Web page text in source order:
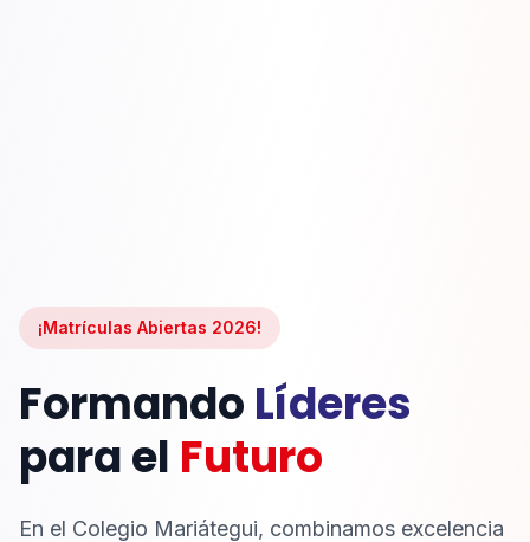
¡Matrículas Abiertas 2026!
Formando Líderes
para el Futuro
En el Colegio Mariátegui, combinamos excelencia